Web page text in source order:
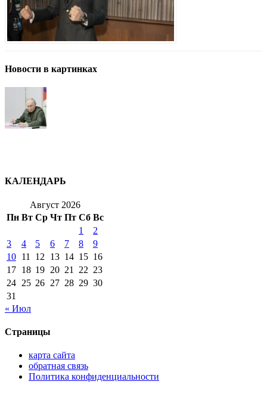
Новости в картинках
КАЛЕНДАРЬ
Август 2026
Пн Вт Ср Чт Пт Сб Вс
1
2
3
4 5 6 7 8
9
10 11 12 13 14 15 16
17 18 19 20 21 22 23
24 25 26 27 28 29 30
31
« Июл
Страницы
карта сайта
обратная связь
Политика конфиденциальности